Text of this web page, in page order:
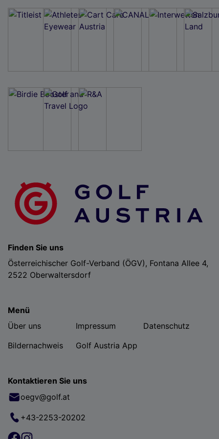
Finden Sie uns
Österreichischer Golf-Verband (ÖGV), Fontana Allee 4,
2522 Oberwaltersdorf
Menü
Über uns
Impressum
Datenschutz
Bildernachweis
Golf Austria App
Kontaktieren Sie uns
oegv@golf.at
+43-2253-20202
Wir und unsere Partner verarbeiten Daten, um
Verwendung genauer Standortdaten. Endgeräteeigenschaften zur Identifikation